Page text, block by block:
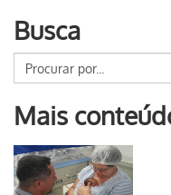
Busca
Mais